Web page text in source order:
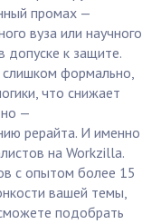
промах —
вуза или научного
допуске к защите.
слишком формально,
что снижает
—
рерайта. И именно
на Workzilla.
с опытом более 15
вашей темы,
подобрать